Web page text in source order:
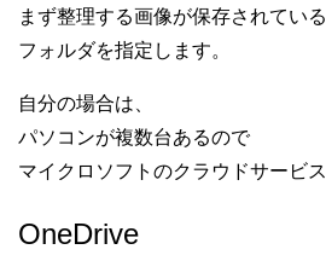
まず整理する画像が保存されている
フォルダを指定します。
自分の場合は、
パソコンが複数台あるので
マイクロソフトのクラウドサービス
OneDrive